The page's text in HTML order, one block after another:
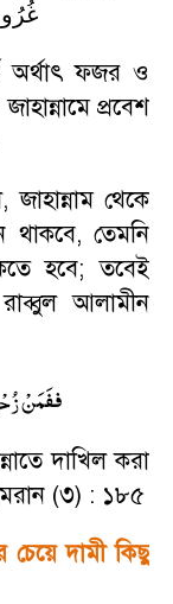
অর্থাৎ ফজর ও
প্রবেশ
,জাহান্নাম থেকে
থাকবে,তেমনি
হবে;তবেই
আলামীন
ففَمَنْ
দাখিল করা
(৩) : ১৮৫
দামী কিছু